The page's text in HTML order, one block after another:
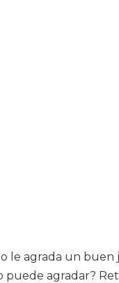
le agrada un buen
puede agradar?